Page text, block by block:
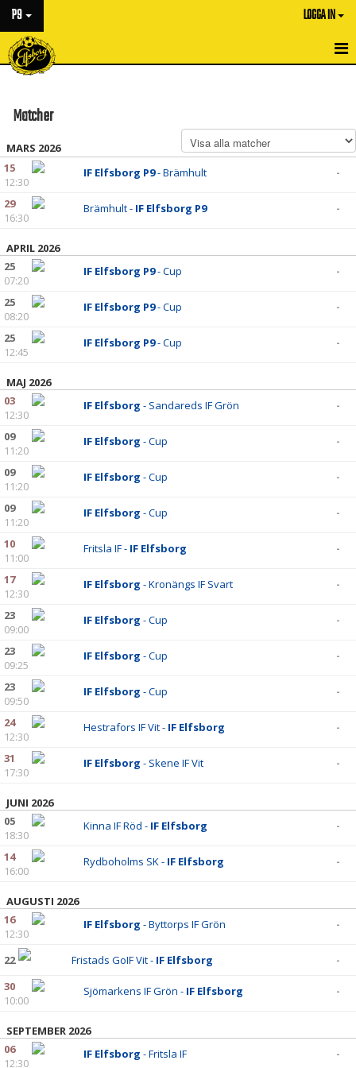
P9 LOGGA IN
HEM
NYHETER
KALENDER
MATCHER
TRUPPEN
BILDGALLERI
DOKUMENT
KONTAKT
Matcher
MARS 2026
15
12:30
IF Elfsborg P9- Brämhult -
29
16:30
Brämhult - IF Elfsborg P9 -
APRIL 2026
25
07:20
IF Elfsborg P9- Cup -
25
08:20
IF Elfsborg P9- Cup -
25
12:45
IF Elfsborg P9- Cup -
MAJ 2026
03
12:30
IF Elfsborg - Sandareds IF Grön -
09
11:20
IF Elfsborg - Cup -
09
11:20
IF Elfsborg - Cup -
09
11:20
IF Elfsborg - Cup -
10
11:00
Fritsla IF - IF Elfsborg -
17
12:30
IF Elfsborg - Kronängs IF Svart -
23
09:00
IF Elfsborg - Cup -
23
09:25
IF Elfsborg - Cup -
23
09:50
IF Elfsborg - Cup -
24
12:30
Hestrafors IF Vit - IF Elfsborg -
31
17:30
IF Elfsborg - Skene IF Vit -
JUNI 2026
05
18:30
Kinna IF Röd - IF Elfsborg -
14
16:00
Rydboholms SK - IF Elfsborg -
AUGUSTI 2026
16
12:30
IF Elfsborg - Byttorps IF Grön -
22 Fristads GoIF Vit - IF Elfsborg
-
30
10:00
Sjömarkens IF Grön - IF Elfsborg -
SEPTEMBER 2026
06
12:30
IF Elfsborg - Fritsla IF -